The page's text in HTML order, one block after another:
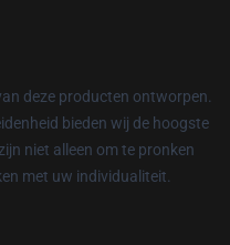
deze producten ontworpen.
bieden wij de hoogste
niet alleen om te pronken
met uw individualiteit.